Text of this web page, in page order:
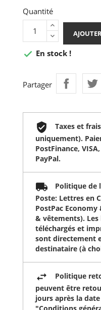
Quantité
 En stock !
Partager
Taxes et
uniquement).
PostFinance,
PayPal.
Politique de
Poste: Lettres en
PostPac
& vêtements).
téléchargés et
sont directement
destinataire (à
Politique
peuvent être
jours après la